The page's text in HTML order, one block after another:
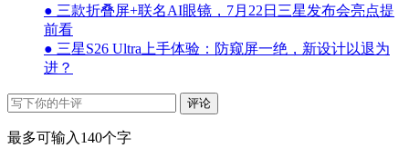
● 三款折叠屏+联名AI眼镜，7月22日三星发布会亮点提
前看
● 三星S26 Ultra上手体验：防窥屏一绝，新设计以退为
进？
评论
最多可输入140个字